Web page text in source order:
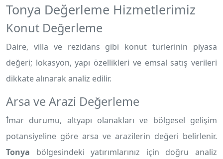
Tonya Değerleme Hizmetlerimiz
Konut Değerleme
Daire, villa ve rezidans gibi konut türlerinin piyasa
değeri; lokasyon, yapı özellikleri ve emsal satış verileri
dikkate alınarak analiz edilir.
Arsa ve Arazi Değerleme
İmar durumu, altyapı olanakları ve bölgesel gelişim
potansiyeline göre arsa ve arazilerin değeri belirlenir.
Tonya bölgesindeki yatırımlarınız için doğru analiz